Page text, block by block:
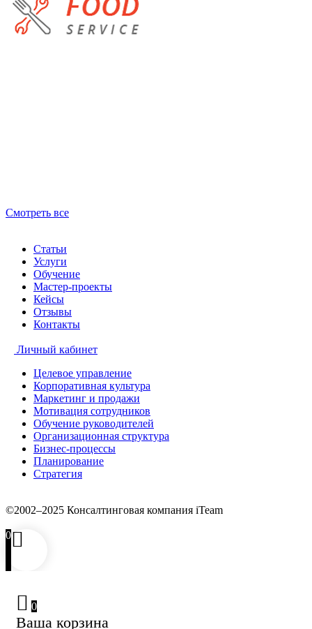
Смотреть все
Статьи
Услуги
Обучение
Мастер-проекты
Кейсы
Отзывы
Контакты
Личный кабинет
Целевое управление
Корпоративная культура
Маркетинг и продажи
Мотивация сотрудников
Обучение руководителей
Организационная структура
Бизнес-процессы
Планирование
Стратегия
©2002–2025 Консалтинговая компания iTeam
0
0
Ваша корзина